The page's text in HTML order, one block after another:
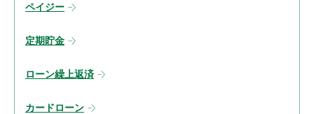
ペイジー
定期貯金
ローン繰上返済
カードローン